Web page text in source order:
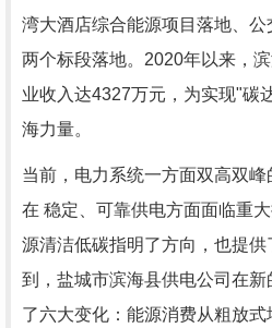
湾大酒店综合能源项目落地、
两个标段落地。2020年以来，
业收入达4327万元，为实现"碳
海力量。
当前，电力系统一方面双高双
在 稳定、可靠供电方面面临重
源清洁低碳指明了方向，也提
到，盐城市滨海县供电公司在
了六大变化：能源消费从粗放